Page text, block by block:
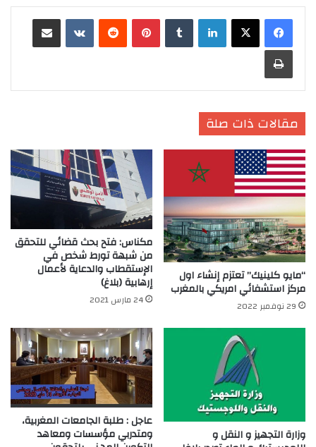
لينكدإن بينتيريست
طباعة
مقالات ذات صلة
“مايو كلينيك” تعتزم إنشاء اول
مركز استشفائي امريكي بالمغرب
29 نوفمبر 2022
مكناس: فتح بحث قضائي للتحقق
من شبهة تورط شخص في
الإستقطاب والدعاية لأعمال
إرهابية (بلاغ)
24 مارس 2021
وزارة التجهيز و النقل و
عاجل : طلبة الجامعات المغربية،
ومتدربي مؤسسات ومعاهد